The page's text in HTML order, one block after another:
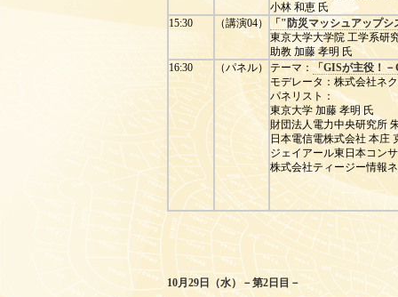
小林 和恵 氏
15:30
（講演04） 「"防災マッシュアップ
東京大学大学院 工学系研
助教 加藤 孝明 氏
16:30
（パネル） テーマ： 「GISが主役！
モデレータ：株式会社ネ
パネリスト：
東京大学 加藤 孝明 氏
財団法人電力中央研究所
日本電信電株式会社 本庄
ジェイアール東日本コン
株式会社ティージー情報
10月29日（水）－第2日目－